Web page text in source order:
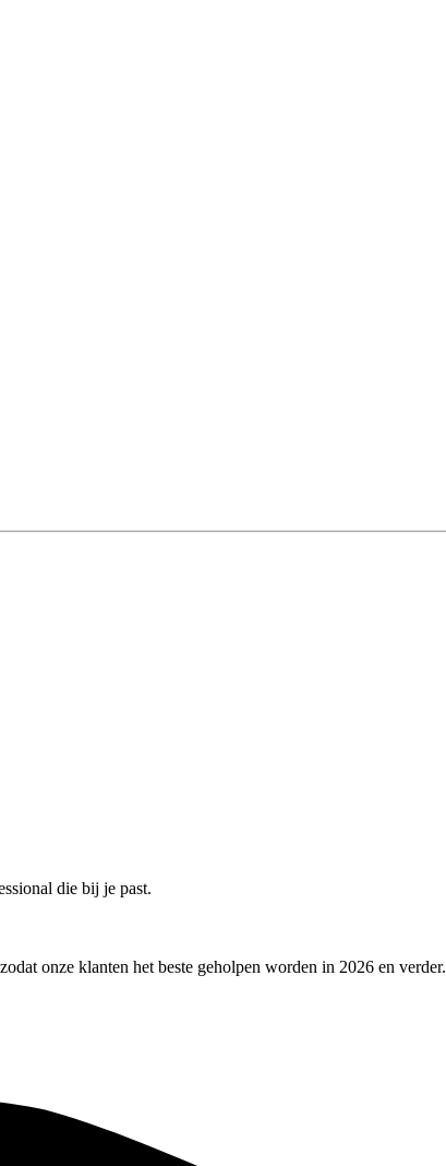
die bij je past.
onze klanten het beste geholpen worden in 2026 en verder.